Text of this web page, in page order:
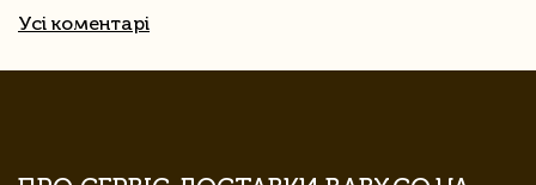
Усі коментарі